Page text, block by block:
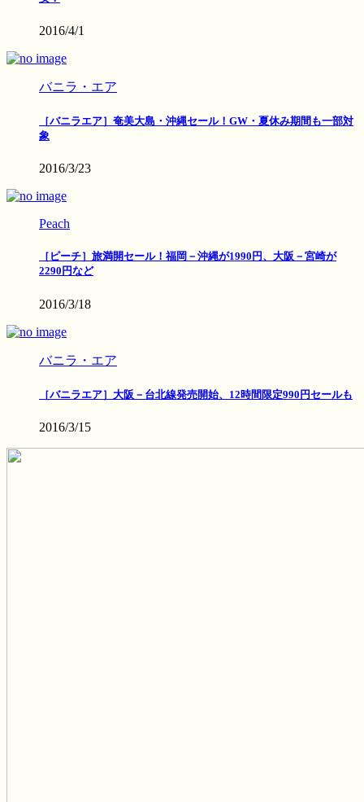
2016/4/1
バニラ・エア
［バニラエア］奄美大島・沖縄セール！GW・夏休み期間も一部対
象
2016/3/23
Peach
［ピーチ］旅満開セール！福岡－沖縄が1990円、大阪－宮崎が
2290円など
2016/3/18
バニラ・エア
［バニラエア］大阪－台北線発売開始、12時間限定990円セールも
2016/3/15